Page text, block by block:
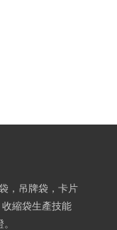
，吊牌袋，卡片
縮袋生產技能